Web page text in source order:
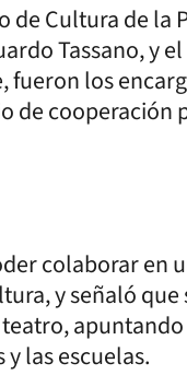
de Cultura de la
Tassano, y
fueron los
de cooperación
colaborar en
y señaló
las escuelas.